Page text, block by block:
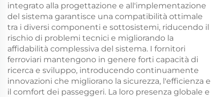
integrato alla progettazione e all'implementazione
del sistema garantisce una compatibilità ottimale
tra i diversi componenti e sottosistemi, riducendo il
rischio di problemi tecnici e migliorando la
affidabilità complessiva del sistema. I fornitori
ferroviari mantengono in genere forti capacità di
ricerca e sviluppo, introducendo continuamente
innovazioni che migliorano la sicurezza, l'efficienza e
il comfort dei passeggeri. La loro presenza globale e